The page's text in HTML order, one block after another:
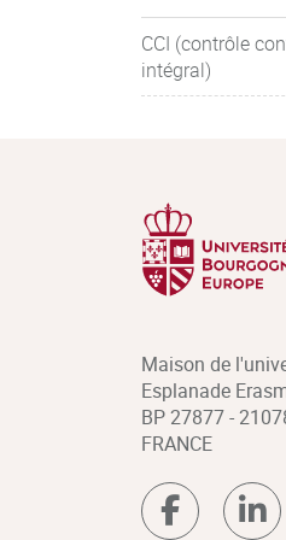
CCI (contrôle
intégral)
Maison de
Esplanade
BP 27877 -
FRANCE